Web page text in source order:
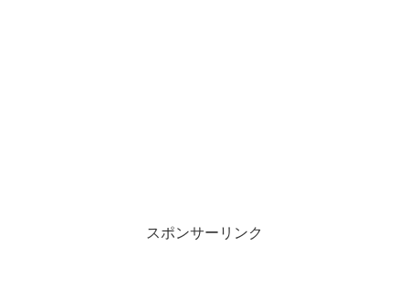
スポンサーリンク